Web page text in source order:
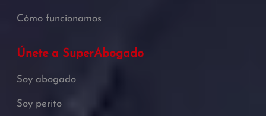
Cómo funcionamos
Únete a SuperAbogado
Soy abogado
Soy perito